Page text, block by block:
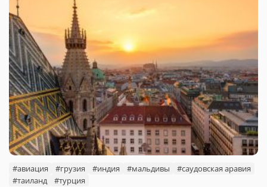
#авиация #грузия #индия #мальдивы
#саудовская аравия
#таиланд
#турция